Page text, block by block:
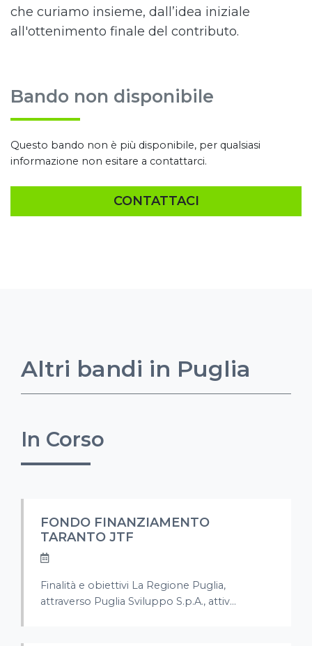
che curiamo insieme, dall’idea iniziale
all'ottenimento finale del contributo.
Bando non disponibile
Questo bando non è più disponibile, per qualsiasi
informazione non esitare a contattarci.
CONTATTACI
Altri bandi in Puglia
In Corso
FONDO FINANZIAMENTO
TARANTO JTF
Finalità e obiettivi La Regione Puglia,
attraverso Puglia Sviluppo S.p.A., attiv...